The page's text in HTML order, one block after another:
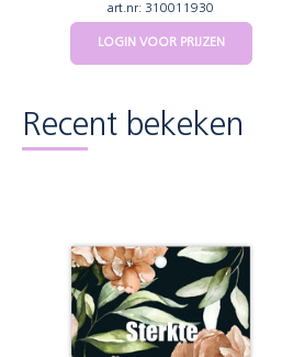
art.nr: 310011930
LOGIN VOOR PRIJZEN
Recent bekeken